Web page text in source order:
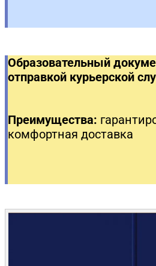
Образовательный
отправкой курьерской
Преимущества:
комфортная доставка